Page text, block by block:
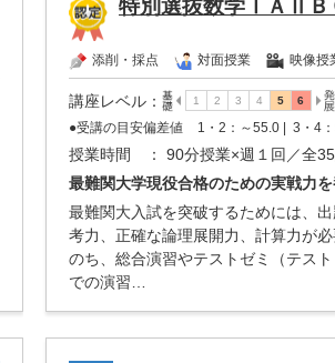
特別選抜数学ⅠＡⅡＢ
添削・採点 対面授業 映像授
講座レベル ：
●受講の目安偏差値 1・2：～55.0 | 3・4
授業時間
： 90分授業×週１回／全
最難関大学現役合格のための実戦力
最難関大入試を突破するためには、
考力、正確な論理展開力、計算力が
のち、総合演習やテストゼミ（テス
での演習…